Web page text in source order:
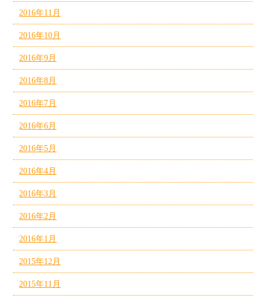
2016年11月
2016年10月
2016年9月
2016年8月
2016年7月
2016年6月
2016年5月
2016年4月
2016年3月
2016年2月
2016年1月
2015年12月
2015年11月